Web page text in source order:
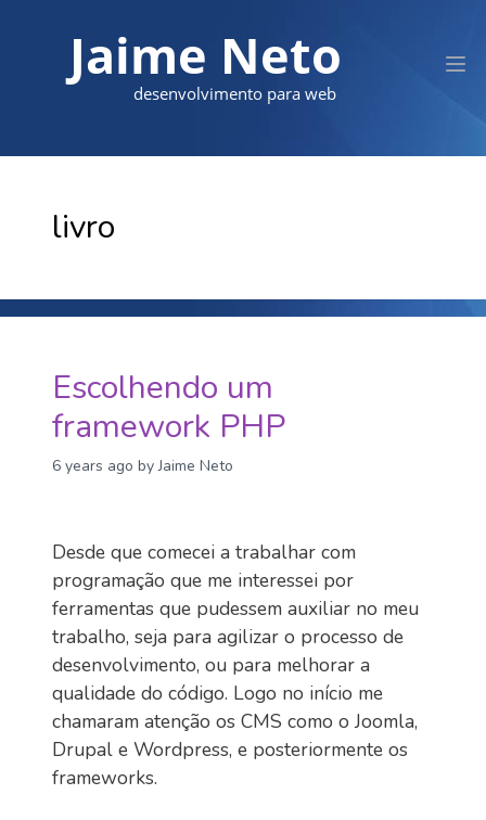
Jaime Neto
desenvolvimento para web
livro
Escolhendo um
framework PHP
6 years ago by Jaime Neto
Desde que comecei a trabalhar com
programação que me interessei por
ferramentas que pudessem auxiliar no meu
trabalho, seja para agilizar o processo de
desenvolvimento, ou para melhorar a
qualidade do código. Logo no início me
chamaram atenção os CMS como o Joomla,
Drupal e Wordpress, e posteriormente os
frameworks.